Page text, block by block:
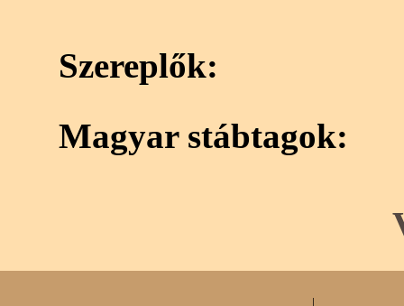
Szereplők:
Magyar stábtagok: